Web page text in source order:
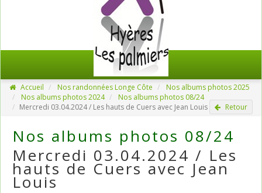
Accueil Nos randonnées Longe Côte
Nos albums photos 2025
Nos albums photos 2024
Nos albums photos 08/24
Mercredi 03.04.2024 / Les hauts de Cuers avec Jean Louis
Retour
Nos albums photos 08/24
Mercredi 03.04.2024 / Les
hauts de Cuers avec Jean
Louis